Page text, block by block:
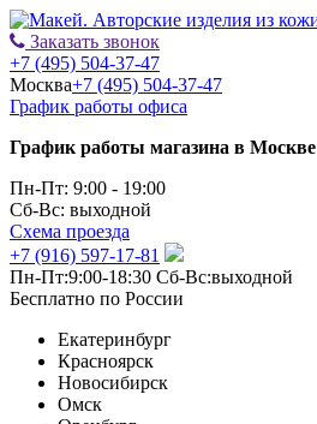
Заказать звонок
+7 (495) 504-37-47
Москва+7 (495) 504-37-47
График работы офиса
График работы магазина в Москве
Пн-Пт: 9:00 - 19:00
Сб-Вс: выходной
Схема проезда
+7 (916) 597-17-81
Пн-Пт:9:00-18:30 Сб-Вс:выходной
Бесплатно по России
Екатеринбург
Красноярск
Новосибирск
Омск